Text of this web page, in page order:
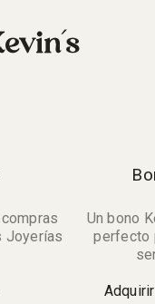
Joyerías
Un bono
perfecto